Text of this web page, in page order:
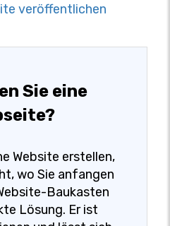
veröffentlichen
Sie eine
Website erstellen,
wo Sie anfangen
Baukasten
Lösung. Er ist